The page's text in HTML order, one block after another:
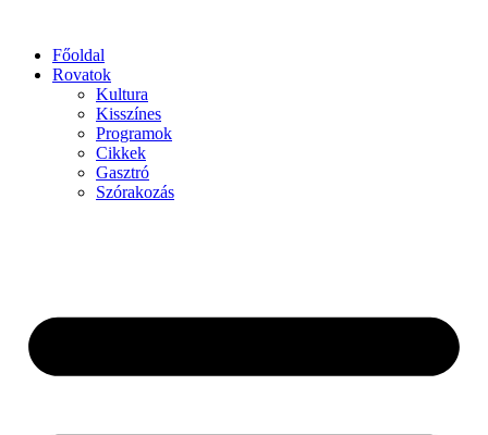
Főoldal
Rovatok
Kultura
Kisszínes
Programok
Cikkek
Gasztró
Szórakozás